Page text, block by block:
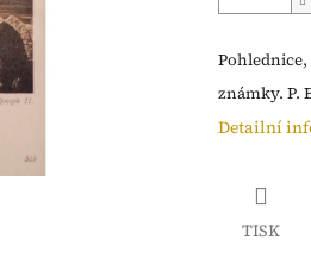
Pohlednice,
známky. P.
Detailní
TISK